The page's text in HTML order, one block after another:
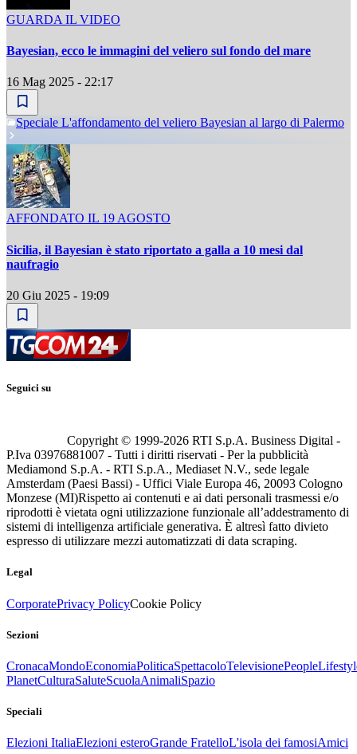
GUARDA IL VIDEO
Bayesian, ecco le immagini del veliero sul fondo del mare
16 Mag 2025 - 22:17
Speciale L'affondamento del veliero Bayesian al largo di Palermo
AFFONDATO IL 19 AGOSTO
Sicilia, il Bayesian è stato riportato a galla a 10 mesi dal
naufragio
20 Giu 2025 - 19:09
Seguici su
Copyright © 1999-2026 RTI S.p.A. Business Digital -
P.Iva 03976881007 - Tutti i diritti riservati - Per la pubblicità
Mediamond S.p.A. - RTI S.p.A., Mediaset N.V., sede legale
Amsterdam (Paesi Bassi) - Uffici Viale Europa 46, 20093 Cologno
Monzese (MI)Rispetto ai contenuti e ai dati personali trasmessi e/o
riprodotti è vietata ogni utilizzazione funzionale all’addestramento di
sistemi di intelligenza artificiale generativa. È altresì fatto divieto
espresso di utilizzare mezzi automatizzati di data scraping.
Legal
CorporatePrivacy PolicyCookie Policy
Sezioni
CronacaMondoEconomiaPoliticaSpettacoloTelevisionePeople
PlanetCulturaSaluteScuolaAnimaliSpazio
Speciali
Elezioni ItaliaElezioni esteroGrande FratelloL'isola dei famosiAmici